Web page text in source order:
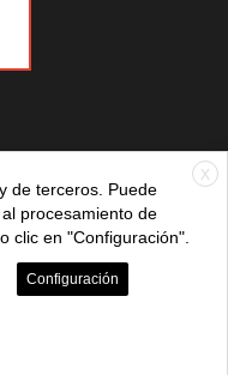
|Política de cookies
X
de terceros. Puede
procesamiento de
clic en "Configuración".
Configuración